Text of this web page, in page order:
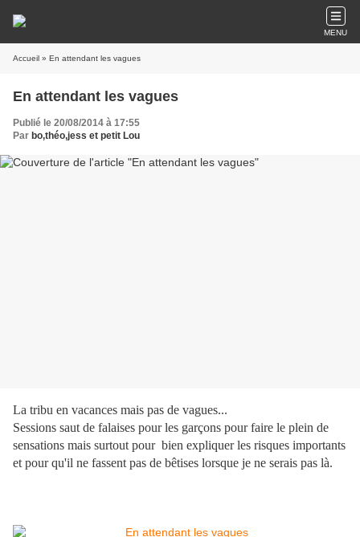
MENU
Accueil » En attendant les vagues
En attendant les vagues
Publié le 20/08/2014 à 17:55
Par bo,théo,jess et petit Lou
La tribu en vacances mais pas de vagues...
Sessions saut de falaises pour les garçons pour faire le plein de
sensations mais surtout pour bien expliquer les risques importants
et pour qu'il ne fassent pas de bêtises lorsque je ne serais pas là.